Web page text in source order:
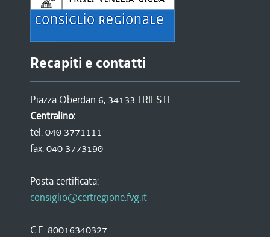
Recapiti e contatti
Piazza Oberdan 6, 34133 TRIESTE
Centralino:
tel. 040 3771111
fax. 040 3773190
Posta certificata:
consiglio@certregione.fvg.it
C.F. 80016340327